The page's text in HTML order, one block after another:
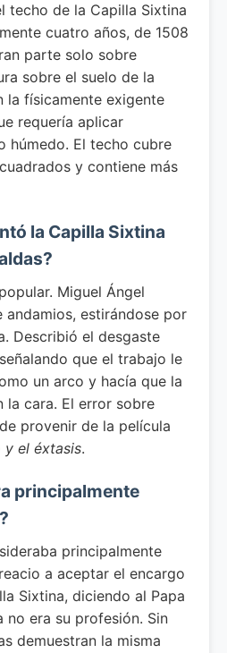
techo de la Capilla Sixtina
cuatro años, de 1508
parte solo sobre
sobre el suelo de la
la físicamente exigente
requería aplicar
húmedo. El techo cubre
y contiene más
la Capilla Sixtina
Miguel Ángel
andamios, estirándose por
Describió el desgaste
que el trabajo le
un arco y hacía que la
la cara. El error sobre
provenir de la película
y el éxtasis.
principalmente
principalmente
a aceptar el encargo
Sixtina, diciendo al Papa
no era su profesión. Sin
demuestran la misma